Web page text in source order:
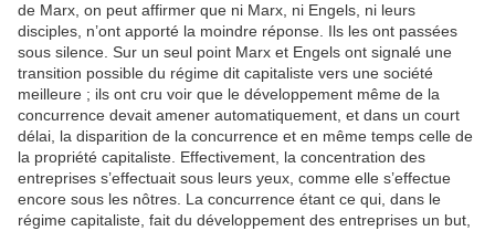
de Marx, on peut affirmer que ni Marx, ni Engels, ni leurs
disciples, n’ont apporté la moindre réponse. Ils les ont passées
sous silence. Sur un seul point Marx et Engels ont signalé une
transition possible du régime dit capitaliste vers une société
meilleure ; ils ont cru voir que le développement même de la
concurrence devait amener automatiquement, et dans un court
délai, la disparition de la concurrence et en même temps celle de
la propriété capitaliste. Effectivement, la concentration des
entreprises s’effectuait sous leurs yeux, comme elle s’effectue
encore sous les nôtres. La concurrence étant ce qui, dans le
régime capitaliste, fait du développement des entreprises un but,